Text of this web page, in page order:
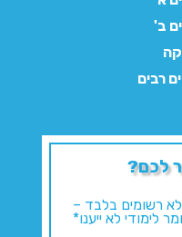
ב'
רבים
לכם?
רשומים בלבד –
לימודי לא ייענו*